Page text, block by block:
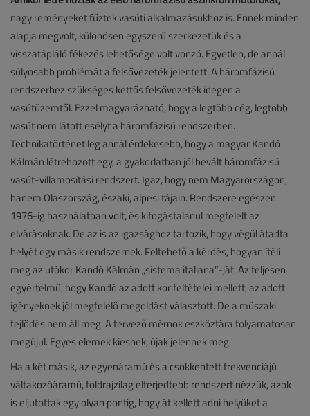
nagy reményeket fűztek vasúti alkalmazásukhoz is. Ennek minden
alapja megvolt, különösen egyszerű szerkezetük és a
visszatápláló fékezés lehetősége volt vonzó. Egyetlen, de annál
súlyosabb problémát a felsővezeték jelentett. A háromfázisú
rendszerhez szükséges kettős felsővezeték idegen a
vasútüzemtől. Ezzel magyarázható, hogy a legtöbb cég, legtöbb
vasút nem látott esélyt a háromfázisú rendszerben.
Technikatörténetileg annál érdekesebb, hogy a magyar Kandó
Kálmán létrehozott egy, a gyakorlatban jól bevált háromfázisú
vasút-villamosítási rendszert. Igaz, hogy nem Magyarországon,
hanem Olaszország, északi, alpesi tájain. Rendszere egészen
1976-ig használatban volt, és kifogástalanul megfelelt az
elvárásoknak. De az is az igazsághoz tartozik, hogy végül átadta
helyét egy másik rendszernek. Feltehető a kérdés, hogyan ítéli
meg az utókor Kandó Kálmán „sistema italiana”-ját. Az teljesen
egyértelmű, hogy Kandó az adott kor feltételei mellett, az adott
igényeknek jól megfelelő megoldást választott. De a műszaki
fejlődés nem áll meg. A tervező mérnök eszköztára folyamatosan
megújul. Egyes elemek kiesnek, újak jelennek meg.
Ha a két másik, az egyenáramú és a csökkentett frekvenciájú
váltakozóáramú, földrajzilag elterjedtebb rendszert nézzük, azok
is eljutottak egy olyan pontig, hogy át kellett adni helyüket a